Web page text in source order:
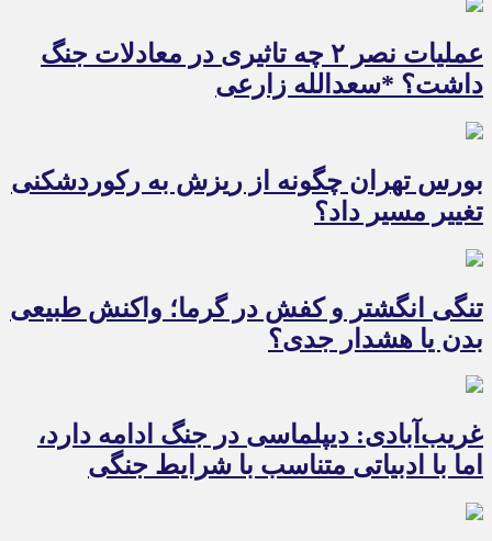
عملیات نصر ۲ چه تاثیری در معادلات جنگ
داشت؟ *سعدالله زارعی
بورس تهران چگونه از ریزش به رکوردشکنی
تغییر مسیر داد؟
تنگی انگشتر و کفش در گرما؛ واکنش طبیعی
بدن یا هشدار جدی؟
غریب‌آبادی: دیپلماسی در جنگ ادامه دارد،
اما با ادبیاتی متناسب با شرایط جنگی